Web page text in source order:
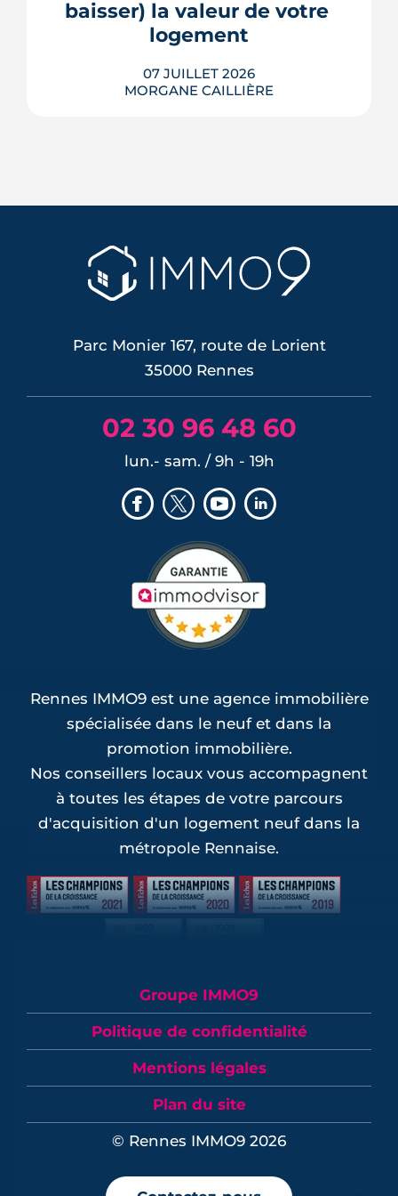
LIRE L'ARTICLE
baisser) la valeur de votre
logement
07 JUILLET 2026
MORGANE CAILLIÈRE
possible, risque de décote, limites du
DPE, atout du neuf : ce qu'il faut savoir
avant d'acheter ou de revendre.
Parc Monier 167, route de Lorient
35000 Rennes
02 30 96 48 60
lun.- sam. / 9h - 19h
Rennes IMMO9 est une agence immobilière
spécialisée dans le neuf et dans la
promotion immobilière.
Nos conseillers locaux vous accompagnent
à toutes les étapes de votre parcours
d'acquisition d'un logement neuf dans la
métropole Rennaise.
Groupe IMMO9
Politique de confidentialité
Mentions légales
Plan du site
© Rennes IMMO9 2026